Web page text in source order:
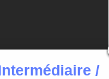
/